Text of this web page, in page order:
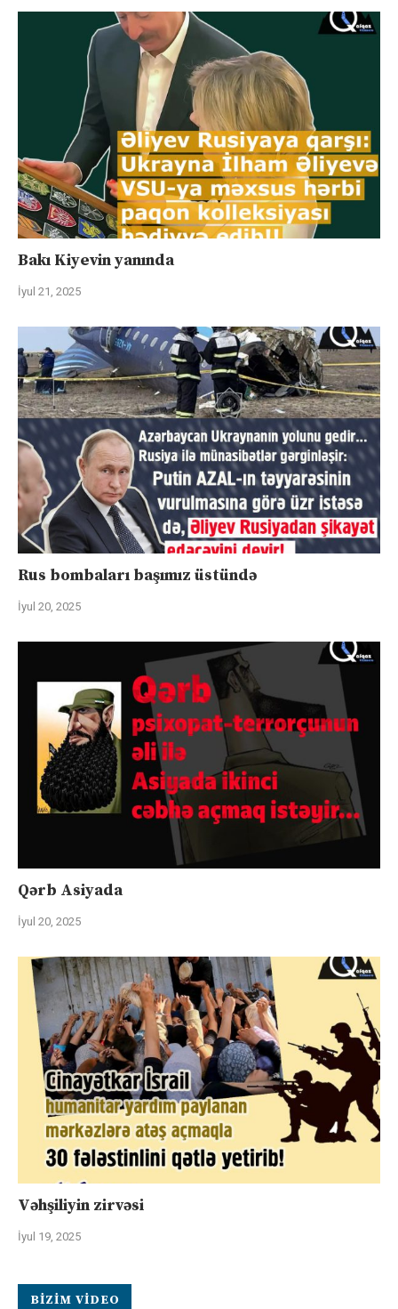
Bakı Kiyevin yanında
İyul 21, 2025
Rus bombaları başımız üstündə
İyul 20, 2025
Qərb Asiyada
İyul 20, 2025
Vəhşiliyin zirvəsi
İyul 19, 2025
BIZIM VIDEO